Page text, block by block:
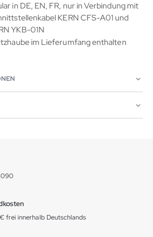
in DE, EN, FR, nur in Verbindung mit
KERN CFS-A01 und
YKB-01N
im Lieferumfang enthalten
frei innerhalb Deutschlands